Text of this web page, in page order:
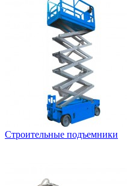
Строительные подъемники